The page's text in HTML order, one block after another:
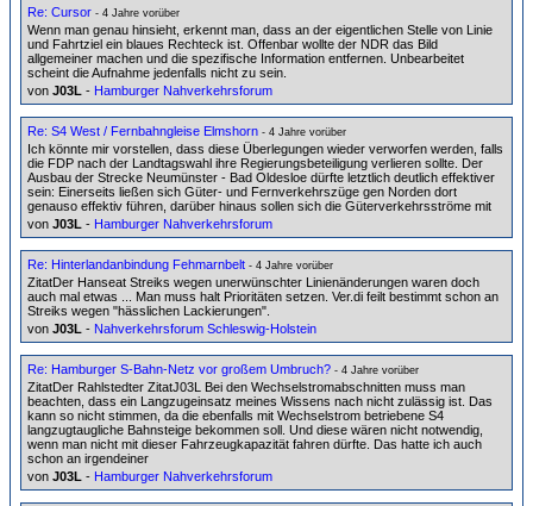
Re: Cursor - 4 Jahre vorüber
Wenn man genau hinsieht, erkennt man, dass an der eigentlichen Stelle von Linie
und Fahrtziel ein blaues Rechteck ist. Offenbar wollte der NDR das Bild
allgemeiner machen und die spezifische Information entfernen. Unbearbeitet
scheint die Aufnahme jedenfalls nicht zu sein.
von J03L - Hamburger Nahverkehrsforum
Re: S4 West / Fernbahngleise Elmshorn - 4 Jahre vorüber
Ich könnte mir vorstellen, dass diese Überlegungen wieder verworfen werden, falls
die FDP nach der Landtagswahl ihre Regierungsbeteiligung verlieren sollte. Der
Ausbau der Strecke Neumünster - Bad Oldesloe dürfte letztlich deutlich effektiver
sein: Einerseits ließen sich Güter- und Fernverkehrszüge gen Norden dort
genauso effektiv führen, darüber hinaus sollen sich die Güterverkehrsströme mit
von J03L - Hamburger Nahverkehrsforum
Re: Hinterlandanbindung Fehmarnbelt - 4 Jahre vorüber
ZitatDer Hanseat Streiks wegen unerwünschter Linienänderungen waren doch
auch mal etwas ... Man muss halt Prioritäten setzen. Ver.di feilt bestimmt schon an
Streiks wegen "hässlichen Lackierungen".
von J03L - Nahverkehrsforum Schleswig-Holstein
Re: Hamburger S-Bahn-Netz vor großem Umbruch? - 4 Jahre vorüber
ZitatDer Rahlstedter ZitatJ03L Bei den Wechselstromabschnitten muss man
beachten, dass ein Langzugeinsatz meines Wissens nach nicht zulässig ist. Das
kann so nicht stimmen, da die ebenfalls mit Wechselstrom betriebene S4
langzugtaugliche Bahnsteige bekommen soll. Und diese wären nicht notwendig,
wenn man nicht mit dieser Fahrzeugkapazität fahren dürfte. Das hatte ich auch
schon an irgendeiner
von J03L - Hamburger Nahverkehrsforum